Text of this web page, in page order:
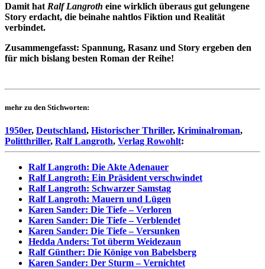
Damit hat Ralf Langroth eine wirklich überaus gut gelungene
Story erdacht, die beinahe nahtlos Fiktion und Realität
verbindet.
Zusammengefasst: Spannung, Rasanz und Story ergeben den
für mich bislang besten Roman der Reihe!
mehr zu den Stichworten:
1950er, Deutschland, Historischer Thriller, Kriminalroman,
Politthriller, Ralf Langroth, Verlag Rowohlt:
Ralf Langroth: Die Akte Adenauer
Ralf Langroth: Ein Präsident verschwindet
Ralf Langroth: Schwarzer Samstag
Ralf Langroth: Mauern und Lügen
Karen Sander: Die Tiefe – Verloren
Karen Sander: Die Tiefe – Verblendet
Karen Sander: Die Tiefe – Versunken
Hedda Anders: Tot überm Weidezaun
Ralf Günther: Die Könige von Babelsberg
Karen Sander: Der Sturm – Vernichtet